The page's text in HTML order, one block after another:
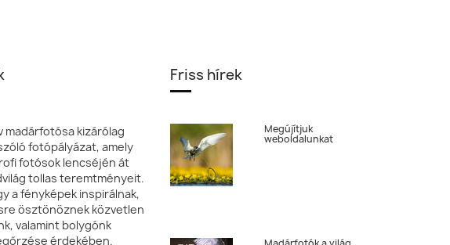
madárfotósa kizárólag
fotópályázat, amely
fotósok lencséjén át
tollas teremtményeit.
a fényképek inspirálnak,
ösztönöznek közvetlen
valamint bolygónk
érdekében.
Friss hírek
Megújítjuk
weboldalunkat